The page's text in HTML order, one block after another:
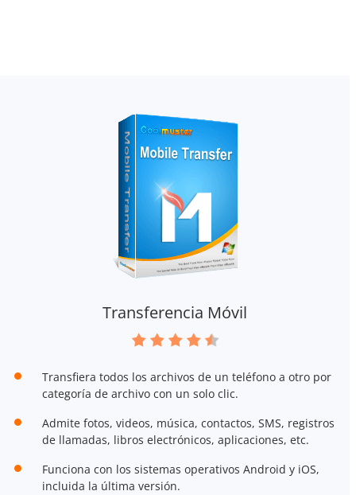
Transferencia Móvil
Transfiera todos los archivos de un teléfono a otro por
categoría de archivo con un solo clic.
Admite fotos, videos, música, contactos, SMS, registros
de llamadas, libros electrónicos, aplicaciones, etc.
Funciona con los sistemas operativos Android y iOS,
incluida la última versión.